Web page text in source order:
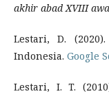
akhir abad XVIII
Lestari, D. (2020).
Indonesia. Google
Lestari, I. T.